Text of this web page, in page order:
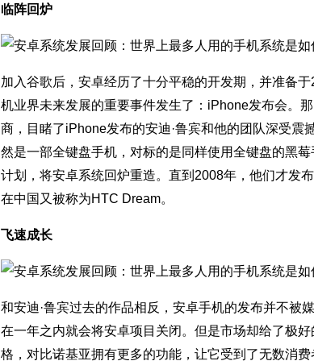
临阵回炉
加入谷歌后，安卓经历了十分平稳的开发期，并准备
机业界未来发展的重要事件发生了：iPhone发布会。
商，目睹了iPhone发布的安迪·鲁宾和他的团队深受震
然是一部全键盘手机，对标的是同样使用全键盘的黑
计划，将安卓系统回炉重造。直到2008年，他们才发
在中国又被称为HTC Dream。
飞速成长
和安迪·鲁宾过去的作品相反，安卓手机的发布并不被
在一年之内就会将安卓项目关闭。但是市场却给了极
格，对比诺基亚拥有更多的功能，让它受到了无数消费